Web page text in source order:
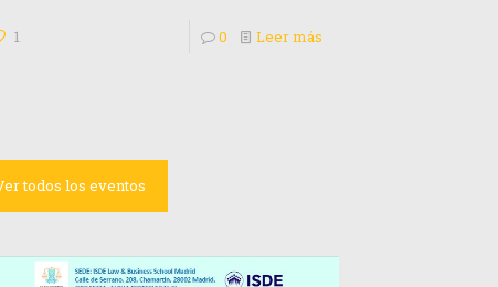
1 0 Leer más
todos los eventos